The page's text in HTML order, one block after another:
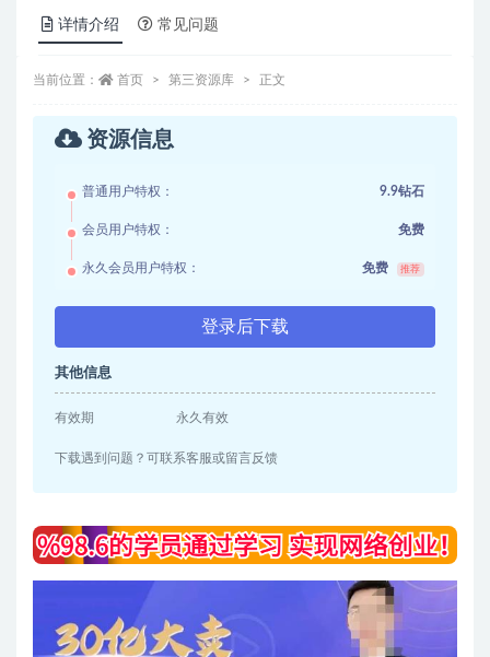
详情介绍 常见问题
当前位置： 首页 第三资源库 正文
资源信息
普通用户特权： 9.9钻石
会员用户特权： 免费
永久会员用户特权： 免费 推荐
登录后下载
其他信息
有效期 永久有效
下载遇到问题？可联系客服或留言反馈